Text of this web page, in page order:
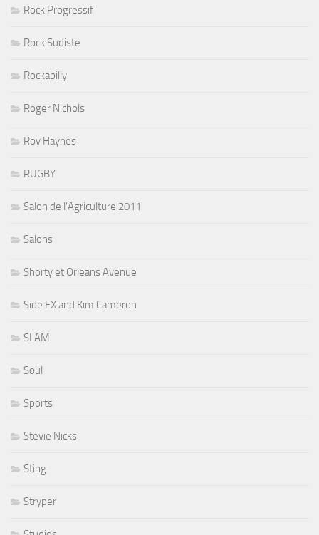
Rock Progressif
Rock Sudiste
Rockabilly
Roger Nichols
Roy Haynes
RUGBY
Salon de l'Agriculture 2011
Salons
Shorty et Orleans Avenue
Side FX and Kim Cameron
SLAM
Soul
Sports
Stevie Nicks
Sting
Stryper